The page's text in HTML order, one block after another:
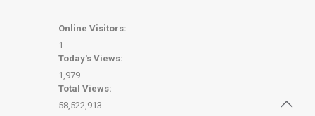
Online Visitors:
1
Today's Views:
1,979
Total Views:
58,522,913